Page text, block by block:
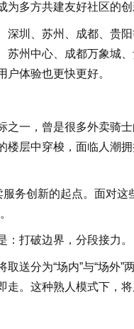
多方共建友好社区的创
深圳、苏州、成都、贵
苏州中心、成都万象城
体验也更快更好。
之一，曾是很多外卖骑
楼层中穿梭，面临人潮
服务创新的起点。面对
打破边界，分段接力。
送分为“场内”与“场外”
走。这种熟人模式下，